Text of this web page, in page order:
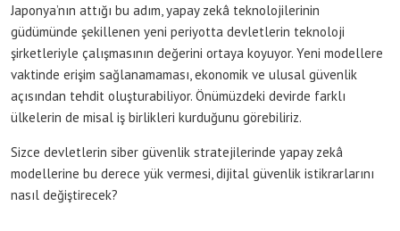
Japonya’nın attığı bu adım, yapay zekâ teknolojilerinin
güdümünde şekillenen yeni periyotta devletlerin teknoloji
şirketleriyle çalışmasının değerini ortaya koyuyor. Yeni modellere
vaktinde erişim sağlanamaması, ekonomik ve ulusal güvenlik
açısından tehdit oluşturabiliyor. Önümüzdeki devirde farklı
ülkelerin de misal iş birlikleri kurduğunu görebiliriz.
Sizce devletlerin siber güvenlik stratejilerinde yapay zekâ
modellerine bu derece yük vermesi, dijital güvenlik istikrarlarını
nasıl değiştirecek?